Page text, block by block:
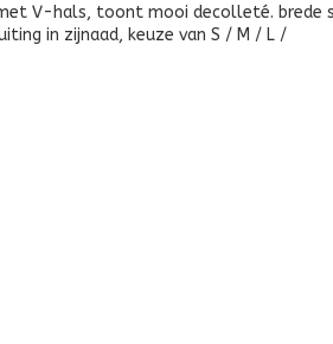
V-hals, toont mooi decolleté. brede
in zijnaad, keuze van S / M / L /